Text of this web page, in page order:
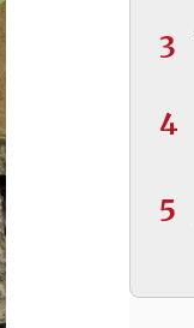
3
4
5